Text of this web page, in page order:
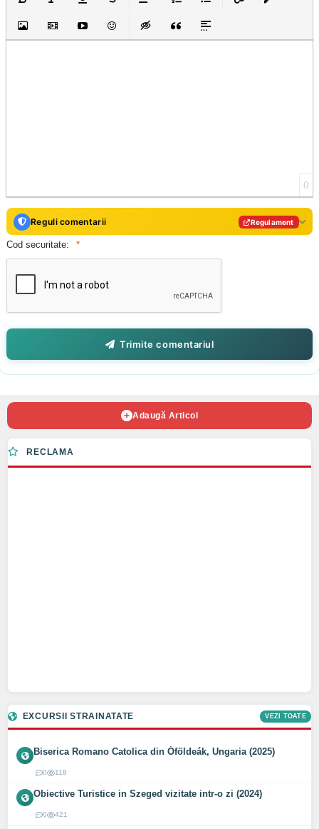
Insert ImageInsert VideoInsert media link
EmoticonsInsert hidden text
Insert QuoteInsert spoiler
0
Reguli comentarii Regulament
Cod securitate:
Trimite comentariul
Adaugă Articol
RECLAMA
EXCURSII STRAINATATE VEZI TOATE
Biserica Romano Catolica din Óföldeák, Ungaria (2025)
0 118
Obiective Turistice in Szeged vizitate intr-o zi (2024)
0 421